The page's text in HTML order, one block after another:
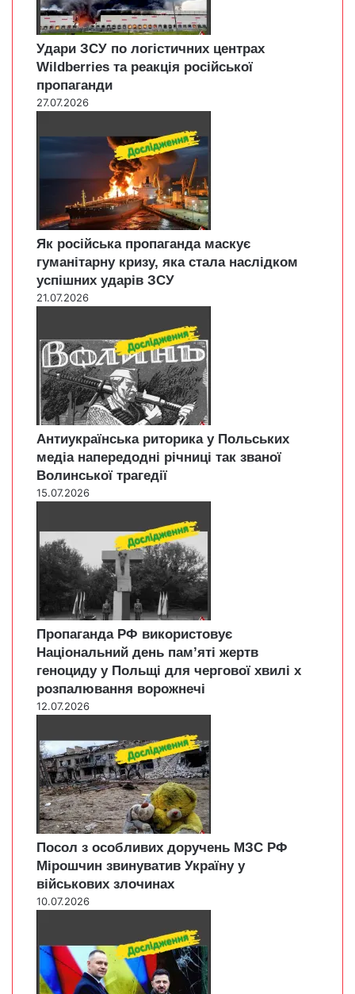
Удари ЗСУ по логістичних центрах
Wildberries та реакція російської
пропаганди
27.07.2026
Як російська пропаганда маскує
гуманітарну кризу, яка стала наслідком
успішних ударів ЗСУ
21.07.2026
Антиукраїнська риторика у Польських
медіа напередодні річниці так званої
Волинської трагедії
15.07.2026
Пропаганда РФ використовує
Національний день пам’яті жертв
геноциду у Польщі для чергової хвилі х
розпалювання ворожнечі
12.07.2026
Посол з особливих доручень МЗС РФ
Мірошчин звинуватив Україну у
військових злочинах
10.07.2026